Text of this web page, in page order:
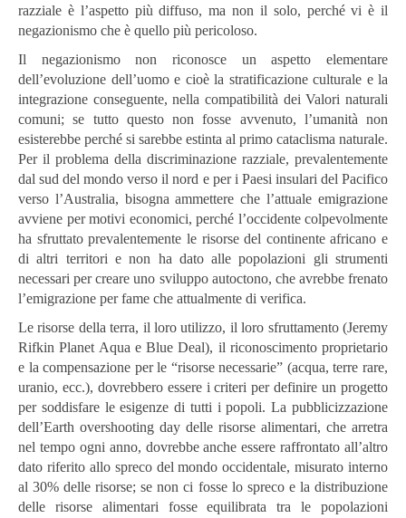
razziale è l’aspetto più diffuso, ma non il solo, perché vi è il
negazionismo che è quello più pericoloso.
Il negazionismo non riconosce un aspetto elementare
dell’evoluzione dell’uomo e cioè la stratificazione culturale e la
integrazione conseguente, nella compatibilità dei Valori naturali
comuni; se tutto questo non fosse avvenuto, l’umanità non
esisterebbe perché si sarebbe estinta al primo cataclisma naturale.
Per il problema della discriminazione razziale, prevalentemente
dal sud del mondo verso il nord e per i Paesi insulari del Pacifico
verso l’Australia, bisogna ammettere che l’attuale emigrazione
avviene per motivi economici, perché l’occidente colpevolmente
ha sfruttato prevalentemente le risorse del continente africano e
di altri territori e non ha dato alle popolazioni gli strumenti
necessari per creare uno sviluppo autoctono, che avrebbe frenato
l’emigrazione per fame che attualmente di verifica.
Le risorse della terra, il loro utilizzo, il loro sfruttamento (Jeremy
Rifkin Planet Aqua e Blue Deal), il riconoscimento proprietario
e la compensazione per le “risorse necessarie” (acqua, terre rare,
uranio, ecc.), dovrebbero essere i criteri per definire un progetto
per soddisfare le esigenze di tutti i popoli. La pubblicizzazione
dell’Earth overshooting day delle risorse alimentari, che arretra
nel tempo ogni anno, dovrebbe anche essere raffrontato all’altro
dato riferito allo spreco del mondo occidentale, misurato interno
al 30% delle risorse; se non ci fosse lo spreco e la distribuzione
delle risorse alimentari fosse equilibrata tra le popolazioni